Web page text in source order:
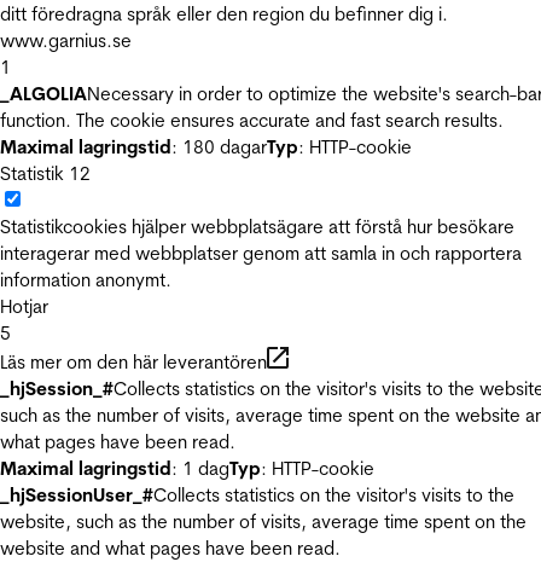
ditt föredragna språk eller den region du befinner dig i.
www.garnius.se
1
_ALGOLIANecessary in order to optimize the website's search-
function. The cookie ensures accurate and fast search results.
Maximal lagringstid: 180 dagarTyp: HTTP-cookie
Statistik 12
Statistikcookies hjälper webbplatsägare att förstå hur besökare
interagerar med webbplatser genom att samla in och rapportera
information anonymt.
Hotjar
5
Läs mer om den här leverantören
_hjSession_#Collects statistics on the visitor's visits to the
such as the number of visits, average time spent on the website
what pages have been read.
Maximal lagringstid: 1 dagTyp: HTTP-cookie
_hjSessionUser_#Collects statistics on the visitor's visits to the
website, such as the number of visits, average time spent on the
website and what pages have been read.